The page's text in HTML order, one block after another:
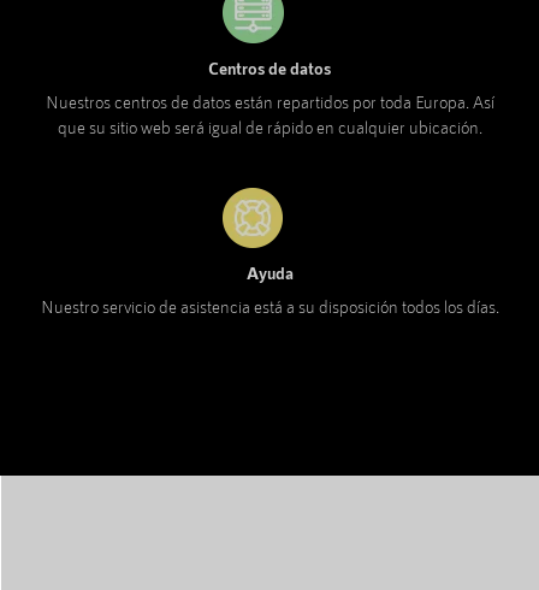
Centros de datos
Nuestros centros de datos están repartidos por toda Europa. Así
que su sitio web será igual de rápido en cualquier ubicación.
Ayuda
Nuestro servicio de asistencia está a su disposición todos los días.